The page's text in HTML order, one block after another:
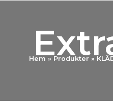
Hem Produkter